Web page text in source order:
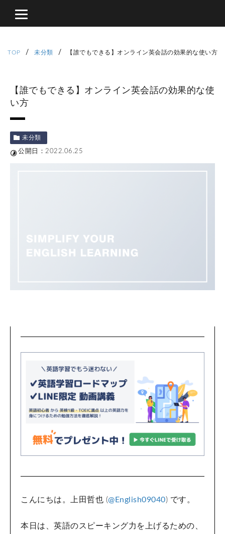
TOP / 未分類 / 【誰でもできる】オンライン英会話の効果的な使い方
【誰でもできる】オンライン英会話の効果的な使
い方
未分類
公開日：2022.06.25
こんにちは。上田哲也 (@English09040) です。
本日は、英語のスピーキング力を上げるための、